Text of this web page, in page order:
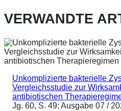
VERWANDTE
Unkomplizierte bakterielle
Vergleichsstudie zur
antibiotischen
Jg. 60, S. 49; Ausgabe 07 /